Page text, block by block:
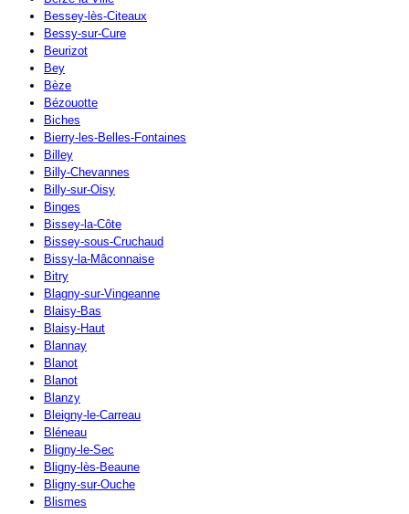
Bessey-lès-Citeaux
Bessy-sur-Cure
Beurizot
Bey
Bèze
Bézouotte
Biches
Bierry-les-Belles-Fontaines
Billey
Billy-Chevannes
Billy-sur-Oisy
Binges
Bissey-la-Côte
Bissey-sous-Cruchaud
Bissy-la-Mâconnaise
Bitry
Blagny-sur-Vingeanne
Blaisy-Bas
Blaisy-Haut
Blannay
Blanot
Blanot
Blanzy
Bleigny-le-Carreau
Bléneau
Bligny-le-Sec
Bligny-lès-Beaune
Bligny-sur-Ouche
Blismes